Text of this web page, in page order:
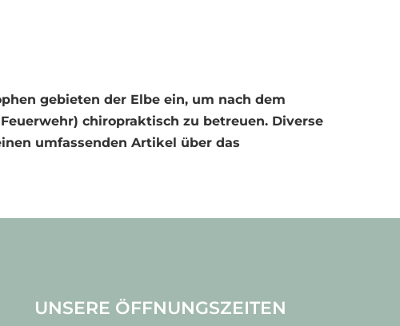
gebieten der Elbe ein, um nach dem
chiropraktisch zu betreuen. Diverse
umfassenden Artikel über das
UNSERE ÖFFNUNGSZEITEN